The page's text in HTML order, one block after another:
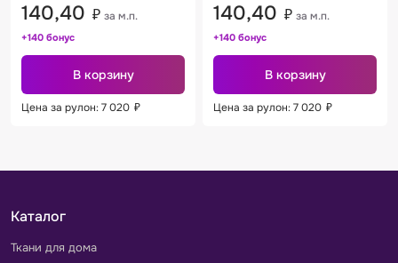
140,40 ₽ за м.п.
+140 бонус
В корзину
Цена за рулон: 7 020 ₽
140,40 ₽ за м.п.
+140 бонус
В корзину
Цена за рулон: 7 020 ₽
Каталог
Ткани для дома